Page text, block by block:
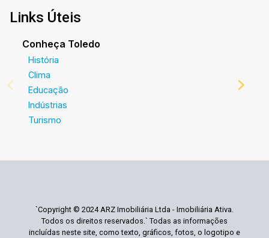
Links Úteis
Conheça Toledo
História
Clima
Educação
Indústrias
Turismo
`Copyright © 2024 ARZ Imobiliária Ltda - Imobiliária Ativa.
Todos os direitos reservados.` Todas as informações
incluídas neste site, como texto, gráficos, fotos, o logotipo e